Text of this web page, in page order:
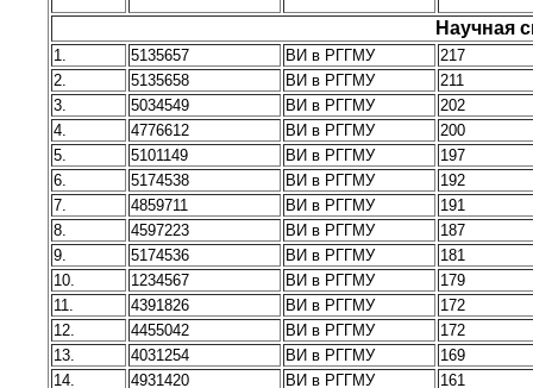
Научная
1. 5135657 ВИ в РГГМУ
217
2.
5135658 ВИ в РГГМУ
211
3.
5034549 ВИ в РГГМУ
202
4.
4776612 ВИ в РГГМУ
200
5.
5101149 ВИ в РГГМУ
197
6.
5174538 ВИ в РГГМУ
192
7.
4859711 ВИ в РГГМУ
191
8.
4597223 ВИ в РГГМУ
187
9.
5174536 ВИ в РГГМУ
181
10.
1234567 ВИ в РГГМУ
179
11.
4391826 ВИ в РГГМУ
172
12.
4455042 ВИ в РГГМУ
172
13.
4031254 ВИ в РГГМУ
169
14.
4931420 ВИ в РГГМУ 161